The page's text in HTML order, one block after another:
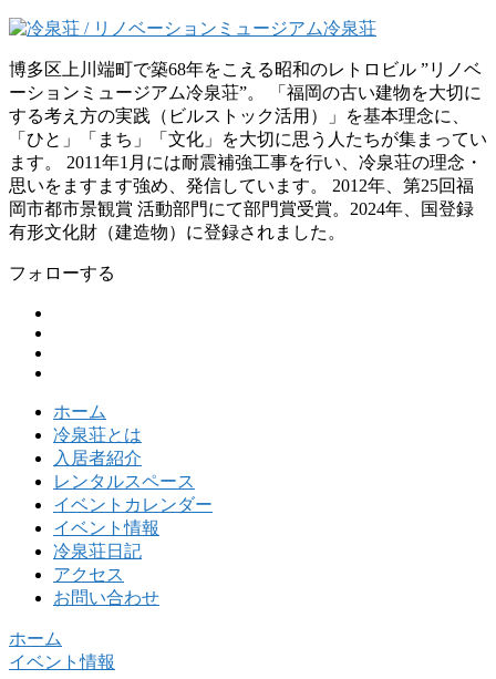
博多区上川端町で築68年をこえる昭和のレトロビル ”リノベ
ーションミュージアム冷泉荘”。 「福岡の古い建物を大切に
する考え方の実践（ビルストック活用）」を基本理念に、
「ひと」「まち」「文化」を大切に思う人たちが集まってい
ます。 2011年1月には耐震補強工事を行い、冷泉荘の理念・
思いをますます強め、発信しています。 2012年、第25回福
岡市都市景観賞 活動部門にて部門賞受賞。2024年、国登録
有形文化財（建造物）に登録されました。
フォローする
ホーム
冷泉荘とは
入居者紹介
レンタルスペース
イベントカレンダー
イベント情報
冷泉荘日記
アクセス
お問い合わせ
ホーム
イベント情報